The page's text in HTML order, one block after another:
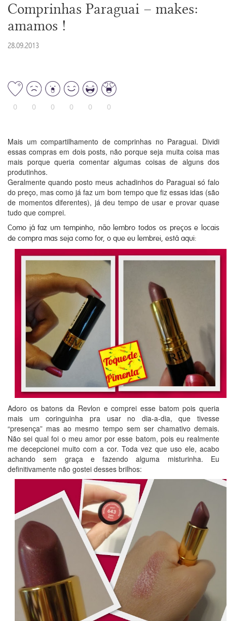
Comprinhas Paraguai – makes:
amamos !
28.09.2013
0 0 0 0 0 0
Mais um compartilhamento de comprinhas no Paraguai. Dividi
essas compras em dois posts, não porque seja muita coisa mas
mais porque queria comentar algumas coisas de alguns dos
produtinhos.
Geralmente quando posto meus achadinhos do Paraguai só falo
do preço, mas como já faz um bom tempo que fiz essas idas (são
de momentos diferentes), já deu tempo de usar e provar quase
tudo que comprei.
Como já faz um tempinho, não lembro todos os preços e locais
de compra mas seja como for, o que eu lembrei, está aqui:
Adoro os batons da Revlon e comprei esse batom pois queria
mais um coringuinha pra usar no dia-a-dia, que tivesse
“presença” mas ao mesmo tempo sem ser chamativo demais.
Não sei qual foi o meu amor por esse batom, pois eu realmente
me decepcionei muito com a cor. Toda vez que uso ele, acabo
achando sem graça e fazendo alguma misturinha. Eu
definitivamente não gostei desses brilhos: